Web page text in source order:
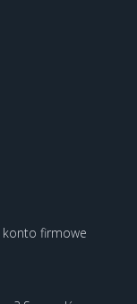
konto firmowe